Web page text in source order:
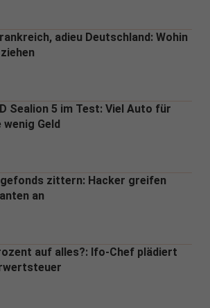
adieu Deutschland: Wohin
Sealion 5 im Test: Viel Auto für
Geld
zittern: Hacker greifen
an
auf alles?: Ifo-Chef plädiert